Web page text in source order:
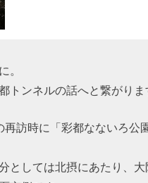
。
トンネルの話へと繋がりま
訪時に「彩都なないろ
としては北摂にあたり、